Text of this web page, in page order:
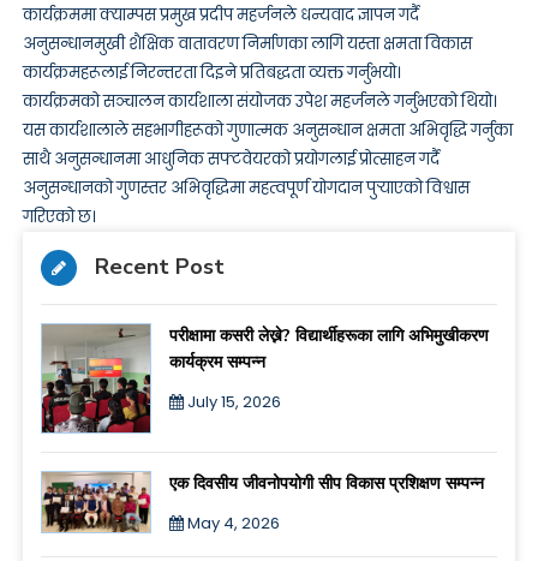
कार्यक्रममा क्याम्पस प्रमुख प्रदीप महर्जनले धन्यवाद ज्ञापन गर्दै
अनुसन्धानमुखी शैक्षिक वातावरण निर्माणका लागि यस्ता क्षमता विकास
कार्यक्रमहरूलाई निरन्तरता दिइने प्रतिबद्धता व्यक्त गर्नुभयो।
कार्यक्रमको सञ्चालन कार्यशाला संयोजक उपेश महर्जनले गर्नुभएको थियो।
यस कार्यशालाले सहभागीहरूको गुणात्मक अनुसन्धान क्षमता अभिवृद्धि गर्नुका
साथै अनुसन्धानमा आधुनिक सफ्टवेयरको प्रयोगलाई प्रोत्साहन गर्दै
अनुसन्धानको गुणस्तर अभिवृद्धिमा महत्वपूर्ण योगदान पुर्‍याएको विश्वास
गरिएको छ।
Recent Post
परीक्षामा कसरी लेख्ने? विद्यार्थीहरूका लागि अभिमुखीकरण
कार्यक्रम सम्पन्न
July 15, 2026
एक दिवसीय जीवनोपयोगी सीप विकास प्रशिक्षण सम्पन्न
May 4, 2026